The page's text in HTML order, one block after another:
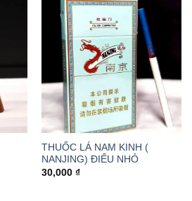
THUỐC LÁ NAM KINH (
NANJING) ĐIẾU NHỎ
30,000 ₫